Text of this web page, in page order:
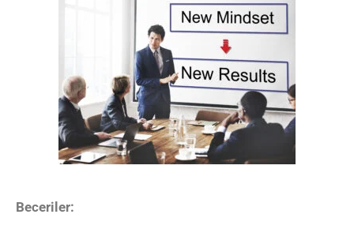
Beceriler: